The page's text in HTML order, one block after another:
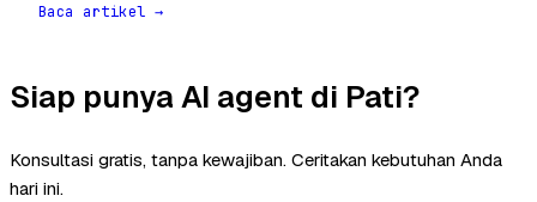
Baca artikel →
Siap punya AI agent di Pati?
Konsultasi gratis, tanpa kewajiban. Ceritakan kebutuhan Anda
hari ini.